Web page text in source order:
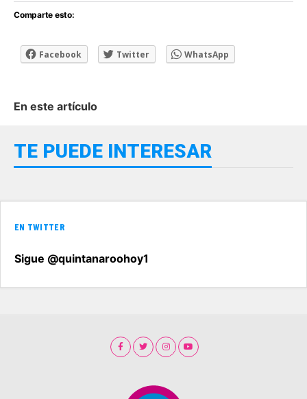
Comparte esto:
Facebook Twitter WhatsApp
En este artículo
TE PUEDE INTERESAR
EN TWITTER
Sigue @quintanaroohoy1